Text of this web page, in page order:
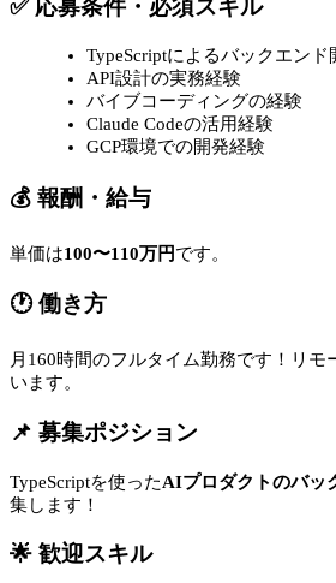
✅ 応募条件・必須スキル
TypeScriptによるバックエンド
API設計の実務経験
バイブコーディングの経験
Claude Codeの活用経験
GCP環境での開発経験
💰 報酬・給与
単価は100〜110万円です。
🕐 働き方
月160時間のフルタイム勤務です！リモ
います。
📌 募集ポジション
TypeScriptを使ったAIプロダクトのバッ
集します！
🌟 歓迎スキル